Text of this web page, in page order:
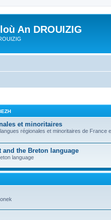
An DROUIZIG
et minoritaires
régionales et minoritaires de France
the Breton language
language